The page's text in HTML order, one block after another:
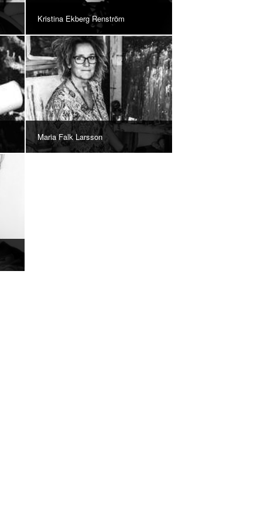
Kristina Ekberg Renström
Maria Falk Larsson